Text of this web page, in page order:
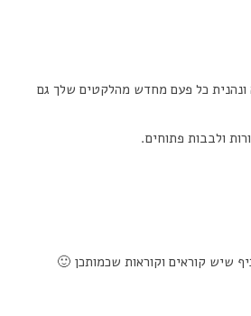
ונהנית כל פעם מחדש מהלקטים שלך גם
ולבבות פתוחים.
שיש קוראים וקוראות שכמותכן 🙂